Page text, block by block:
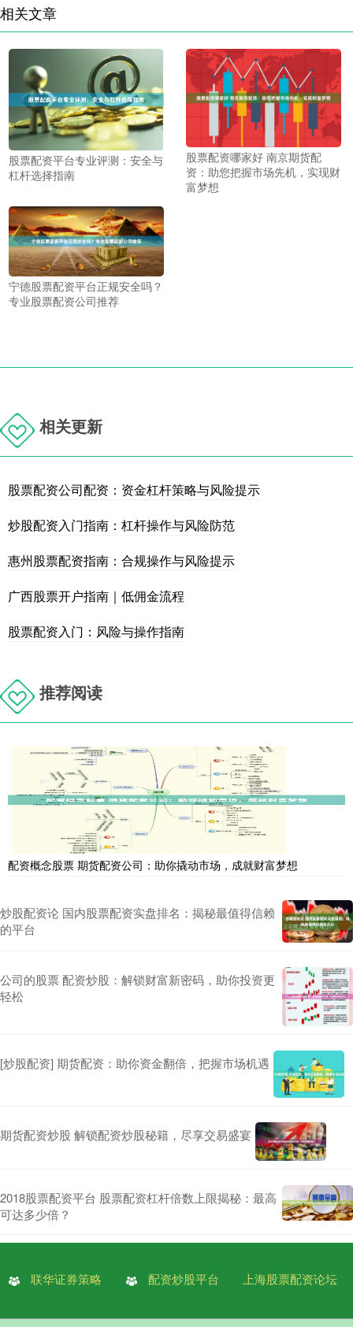
相关文章
股票配资平台专业评测：安全与
杠杆选择指南
股票配资哪家好 南京期货配
资：助您把握市场先机，实现财
富梦想
宁德股票配资平台正规安全吗？
专业股票配资公司推荐
相关更新
股票配资公司配资：资金杠杆策略与风险提示
炒股配资入门指南：杠杆操作与风险防范
惠州股票配资指南：合规操作与风险提示
广西股票开户指南｜低佣金流程
股票配资入门：风险与操作指南
推荐阅读
配资概念股票 期货配资公司：助你撬动市场，成就财富梦想
炒股配资论 国内股票配资实盘排名：揭秘最值得信赖
的平台
公司的股票 配资炒股：解锁财富新密码，助你投资更
轻松
[炒股配资] 期货配资：助你资金翻倍，把握市场机遇
期货配资炒股 解锁配资炒股秘籍，尽享交易盛宴
2018股票配资平台 股票配资杠杆倍数上限揭秘：最高
可达多少倍？
联华证券策略 配资炒股平台 上海股票配资论坛